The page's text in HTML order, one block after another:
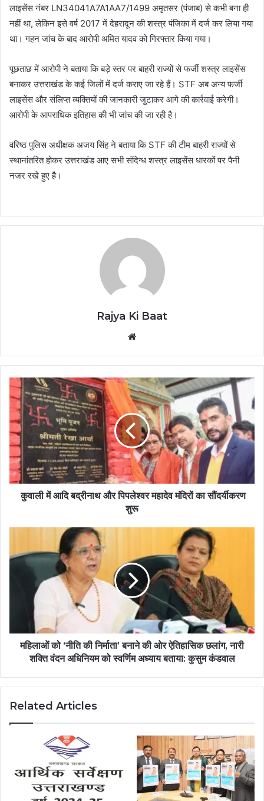
लाइसेंस नंबर LN34041A7A1AA7/1499 अमृतसर (पंजाब) से कभी बना ही
नहीं था, लेकिन इसे वर्ष 2017 में देहरादून की शस्त्र पंजिका में दर्ज कर लिया गया
था। गहन जांच के बाद आरोपी अमित यादव को गिरफ्तार किया गया।
पूछताछ में आरोपी ने बताया कि बड़े स्तर पर बाहरी राज्यों से फर्जी शस्त्र लाइसेंस
बनाकर उत्तराखंड के कई जिलों में दर्ज कराए जा रहे हैं। STF अब अन्य फर्जी
लाइसेंस और संलिप्त व्यक्तियों की जानकारी जुटाकर आगे की कार्रवाई करेगी।
आरोपी के आपराधिक इतिहास की भी जांच की जा रही है।
वरिष्ठ पुलिस अधीक्षक अजय सिंह ने बताया कि STF की टीम बाहरी राज्यों से
स्थानांतरित होकर उत्तराखंड आए सभी संदिग्ध शस्त्र लाइसेंस धारकों पर पैनी
नजर रखे हुए है।
Rajya Ki Baat
कुवाली में आदि बद्रीनाथ और पिपलेश्वर महादेव मंदिरों का सौंदर्यीकरण
शुरू
महिलाओं को ‘नीति की निर्माता’ बनाने की ओर ऐतिहासिक छलांग, नारी
शक्ति वंदन अधिनियम को स्वर्णिम अध्याय बताया: कुसुम कंडवाल
Related Articles